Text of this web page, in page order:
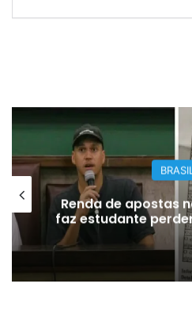
BRASIL
Renda de apostas
faz estudante